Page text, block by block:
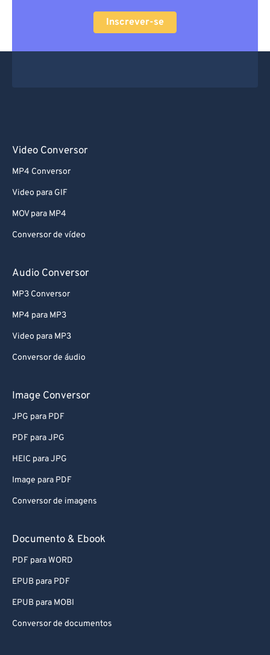
Inscrever-se
Video Conversor
MP4 Conversor
Video para GIF
MOV para MP4
Conversor de vídeo
Audio Conversor
MP3 Conversor
MP4 para MP3
Video para MP3
Conversor de áudio
Image Conversor
JPG para PDF
PDF para JPG
HEIC para JPG
Image para PDF
Conversor de imagens
Documento & Ebook
PDF para WORD
EPUB para PDF
EPUB para MOBI
Conversor de documentos